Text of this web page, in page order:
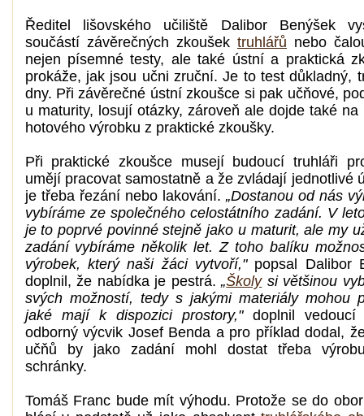
Ředitel lišovského učiliště Dalibor Benýšek
součástí závěrečných zkoušek truhlářů nebo
nejen písemné testy, ale také ústní a praktická
prokáže, jak jsou učni zruční. Je to test důkladný,
dny. Při závěrečné ústní zkoušce si pak učňové,
u maturity, losují otázky, zároveň ale dojde také na
hotového výrobku z praktické zkoušky.
Při praktické zkoušce musejí budoucí truhláři
umějí pracovat samostatně a že zvládají jednotlivé
je třeba řezání nebo lakování.„Dostanou od nás
vybíráme ze společného celostátního zadání. V
je to poprvé povinné stejně jako u maturit, ale my
zadání vybíráme několik let. Z toho balíku
výrobek, který naši žáci vytvoří,"popsal Dalibor
doplnil, že nabídka je pestrá.„Školysi většinou
svých možností, tedy s jakými materiály mohou
jaké mají k dispozici prostory,"doplnil vedoucí
odborný výcvik Josef Benda a pro příklad dodal,
učňů by jako zadání mohl dostat třeba
schránky.
Tomáš Franc bude mít výhodu. Protože se do